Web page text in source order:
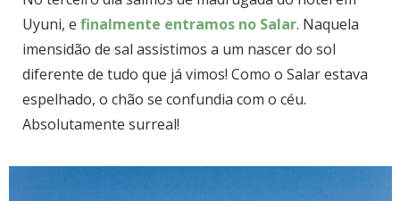
Uyuni, e finalmente entramos no Salar. Naquela
imensidão de sal assistimos a um nascer do sol
diferente de tudo que já vimos! Como o Salar estava
espelhado, o chão se confundia com o céu.
Absolutamente surreal!